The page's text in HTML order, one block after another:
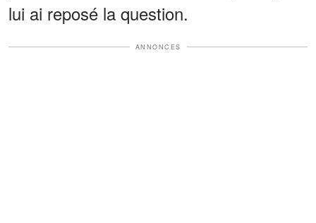
lui ai reposé la question.
ANNONCES